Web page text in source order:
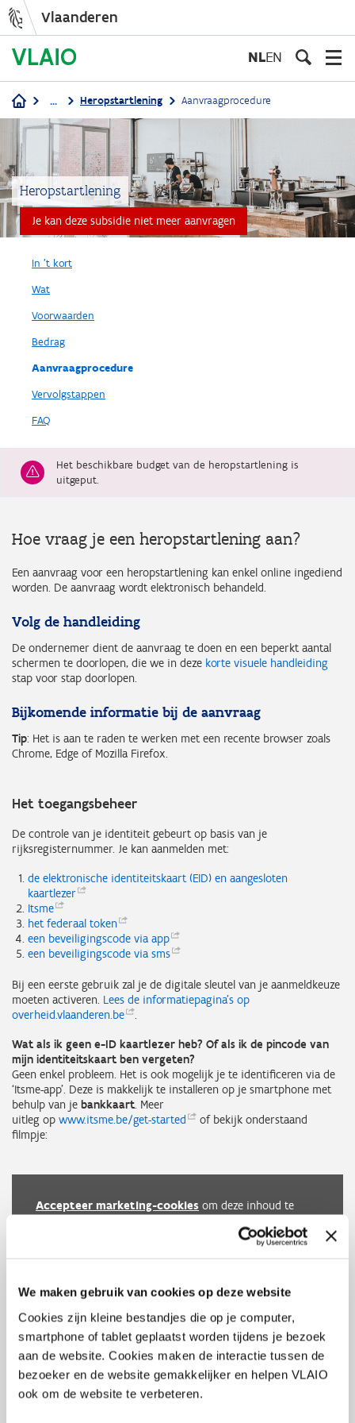
We maken gebruik van cookies op deze website
Cookies zijn kleine bestandjes die op je computer,
smartphone of tablet geplaatst worden tijdens je bezoek
aan de website. Cookies maken de interactie tussen de
bezoeker en de website gemakkelijker en helpen VLAIO
ook om de website te verbeteren.
inhoud
Vlaanderen
NLEN
Kruimelpad
... Heropstartlening Aanvraagprocedure
Heropstartlening
Je kan deze subsidie niet meer aanvragen
In 't kort
Wat
Voorwaarden
Bedrag
Aanvraagprocedure
Vervolgstappen
FAQ
Het beschikbare budget van de heropstartlening is
uitgeput.
Hoe vraag je een heropstartlening aan?
Een aanvraag voor een heropstartlening kan enkel online ingediend
worden. De aanvraag wordt elektronisch behandeld.
Volg de handleiding
De ondernemer dient de aanvraag te doen en een beperkt aantal
schermen te doorlopen, die we in deze korte visuele handleiding
stap voor stap doorlopen.
Bijkomende informatie bij de aanvraag
Tip: Het is aan te raden te werken met een recente browser zoals
Chrome, Edge of Mozilla Firefox.
Het toegangsbeheer
De controle van je identiteit gebeurt op basis van je
rijksregisternummer. Je kan aanmelden met:
de elektronische identiteitskaart (EID) en aangesloten
kaartlezer
Itsme
het federaal token
een beveiligingscode via app
een beveiligingscode via sms
Bij een eerste gebruik zal je de digitale sleutel van je aanmeldkeuze
moeten activeren. Lees de informatiepagina's op
overheid.vlaanderen.be
.
Wat als ik geen e-ID kaartlezer heb? Of als ik de pincode van
mijn identiteitskaart ben vergeten?
Geen enkel probleem. Het is ook mogelijk je te identificeren via de
‘Itsme-app’. Deze is makkelijk te installeren op je smartphone met
behulp van je bankkaart. Meer
uitleg op www.itsme.be/get-started
of bekijk onderstaand
filmpje:
Accepteer marketing-cookies om deze inhoud te
https://www.youtube.com/embed/jmlg7N1mLms?autoplay=0&start=0&rel=0